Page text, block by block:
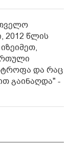
2012 წლის
და რაც
გაინაღდა" -